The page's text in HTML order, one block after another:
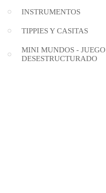
INSTRUMENTOS
TIPPIES Y CASITAS
MINI MUNDOS - JUEGO
DESESTRUCTURADO